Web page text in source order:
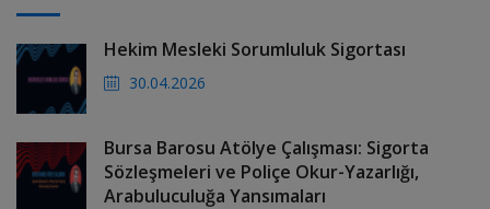
Hekim Mesleki Sorumluluk Sigortası
30.04.2026
Bursa Barosu Atölye Çalışması: Sigorta
Sözleşmeleri ve Poliçe Okur-Yazarlığı,
Arabuluculuğa Yansımaları